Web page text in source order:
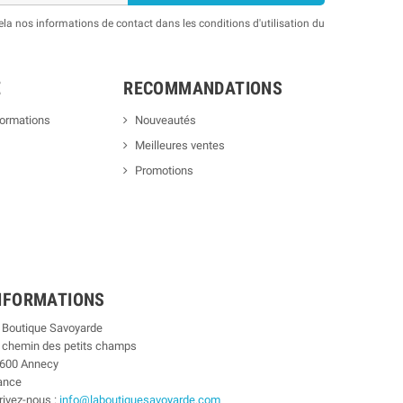
nos informations de contact dans les conditions d'utilisation du
RECOMMANDATIONS
Nouveautés
Meilleures ventes
Promotions
Boutique Savoyarde
chemin des petits champs
Annecy
nous : info@laboutiquesavoyarde.com